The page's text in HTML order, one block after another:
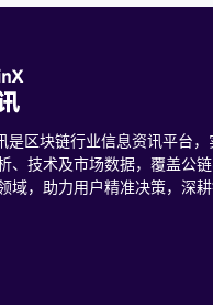
模式去中
能文娱
是区块链行业信息资讯平台
、技术及市场数据，覆盖公链
域，助力用户精准决策，深耕